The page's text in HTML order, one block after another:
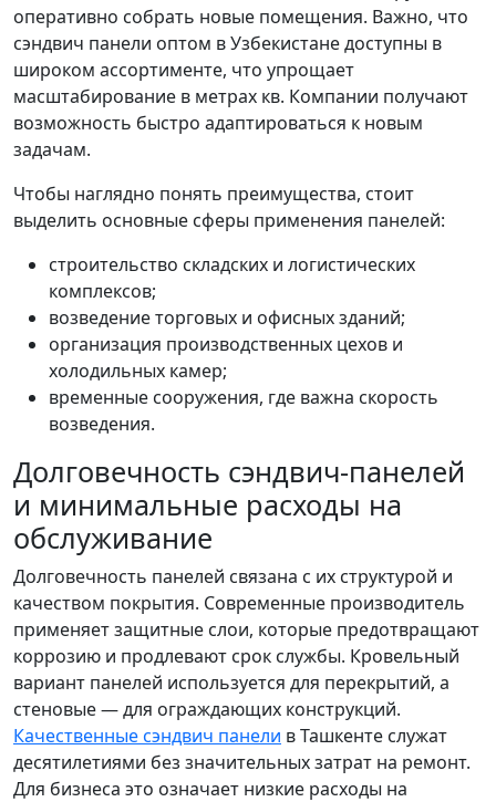
оперативно собрать новые помещения. Важно, что
сэндвич панели оптом в Узбекистане доступны в
широком ассортименте, что упрощает
масштабирование в метрах кв. Компании получают
возможность быстро адаптироваться к новым
задачам.
Чтобы наглядно понять преимущества, стоит
выделить основные сферы применения панелей:
строительство складских и логистических
комплексов;
возведение торговых и офисных зданий;
организация производственных цехов и
холодильных камер;
временные сооружения, где важна скорость
возведения.
Долговечность сэндвич-панелей
и минимальные расходы на
обслуживание
Долговечность панелей связана с их структурой и
качеством покрытия. Современные производитель
применяет защитные слои, которые предотвращают
коррозию и продлевают срок службы. Кровельный
вариант панелей используется для перекрытий, а
стеновые — для ограждающих конструкций.
Качественные сэндвич панели в Ташкенте служат
десятилетиями без значительных затрат на ремонт.
Для бизнеса это означает низкие расходы на